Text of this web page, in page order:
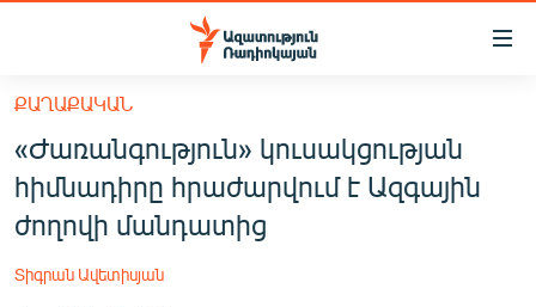
Մատչելիության
հիմնական
բովանդակությանը
Անցնել
հիմնական
մենյուին
ՔԱՂԱՔԱԿԱՆ
ՔԱՂԱՔԱԿԱՆ
«Ժառանգություն» կուսակցության
հիմնադիրը հրաժարվում է Ազգային
ժողովի մանդատից
Տիգրան Ավետիսյան